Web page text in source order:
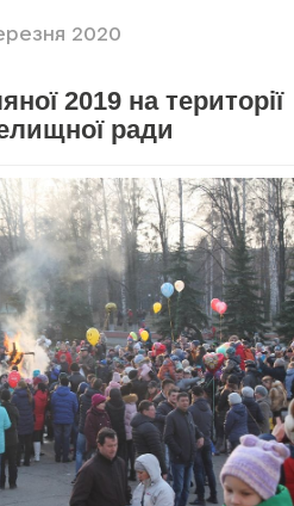
2020
2019 на території
ради